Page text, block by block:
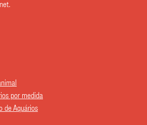
por medida
de Aquários